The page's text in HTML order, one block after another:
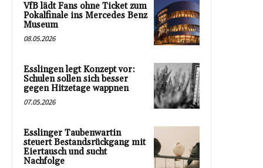
VfB lädt Fans ohne Ticket zum
Pokalfinale ins Mercedes Benz
Museum
08.05.2026
Esslingen legt Konzept vor:
Schulen sollen sich besser
gegen Hitzetage wappnen
07.05.2026
Esslinger Taubenwartin
steuert Bestandsrückgang mit
Eiertausch und sucht
Nachfolge